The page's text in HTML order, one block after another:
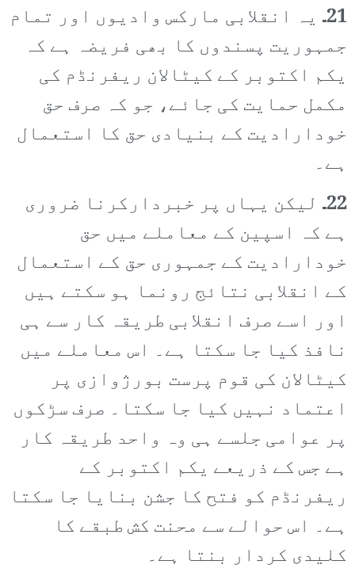
21۔ یہ انقلابی مارکس وادیوں اور تمام
جمہوریت پسندوں کا بھی فریضہ ہے کہ
یکم اکتوبر کے کیٹالان ریفرنڈم کی
مکمل حمایت کی جائے، جو کہ صرف حق
خودارادیت کے بنیادی حق کا استعمال
ہے۔
22۔ لیکن یہاں پر خبردارکرنا ضروری
ہے کہ اسپین کے معاملے میں حق
خودارادیت کے جمہوری حق کے استعمال
کے انقلابی نتائج رونما ہو سکتے ہیں
اور اسے صرف انقلابی طریقہ کار سے ہی
نافذ کیا جا سکتا ہے۔ اس معاملے میں
کیٹالان کی قوم پرست بورژوازی پر
اعتماد نہیں کیا جا سکتا۔ صرف سڑکوں
پر عوامی جلسے ہی وہ واحد طریقہ کار
ہے جس کے ذریعے یکم اکتوبر کے
ریفرنڈم کو فتح کا جشن بنایا جا سکتا
ہے۔ اس حوالے سے محنت کش طبقے کا
کلیدی کردار بنتا ہے۔